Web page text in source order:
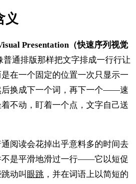
义
Presentation（快速序列视觉
普通排版那样把文字排成一行行让
在一个固定的位置一次只显示一
后换成下一个词，再下一个——速
不动，盯着一个点，文字自己送
阅读会花掉出乎意料多的时间去
不是平滑地滑过一行——它以短促
动叫 眼跳 ，并在词语上以简短的